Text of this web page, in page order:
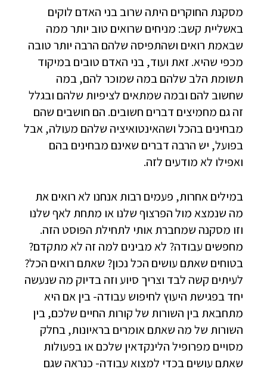
מסקנת החוקרים היתה שרוב בני האדם לוקים
באשליית קשב: מניחים שרואים טוב יותר ממה
שבאמת רואים ושהתפיסה שלהם הרבה יותר טובה
מכפי שהיא. זאת ועוד, בני האדם טובים במיקוד
תשומת הלב שלהם במה שמוכר להם, במה
שחשוב להם ובמה שמתאים לציפיות שלהם ובגלל
זה גם מחמיצים דברים חשובים. הם חושבים שהם
מבחינים בהכל ושהאינטואיציה שלהם מעולה, אבל
בפועל, יש הרבה דברים שאינם מבחינים בהם
ואפילו לא מודעים לזה.
במילים אחרות, פעמים רבות אנחנו לא רואים את
מה שנמצא מול הפרצוף שלנו או מתחת לאף שלנו
וזו מסקנה שמחברת אותי לתחילת הפוסט הזה.
מחפשים עבודה? לא מבינים למה זה לא מתקדם?
בטוחים שאתם עושים הכל נכון? שאתם רואים הכל?
לעיתים קשה לבד וצריך סיוע וזה בדיוק מה שנעשה
יחד בפגישת היעוץ לחיפוש עבודה- בין אם היא
מתחבאת בין השורות של קורות החיים שלכם, בין
השורות של מה שאתם אומרים בראיונות, בחלק
מסויים מפרופיל הלינקדאין שלכם או בפעולות
שאתם עושים בכדי למצוא עבודה- כנראה שגם